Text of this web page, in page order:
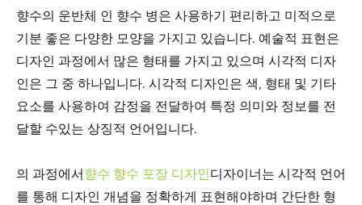
향수의 운반체 인 향수 병은 사용하기 편리하고 미적으로
기분 좋은 다양한 모양을 가지고 있습니다. 예술적 표현은
디자인 과정에서 많은 형태를 가지고 있으며 시각적 디자
인은 그 중 하나입니다. 시각적 디자인은 색, 형태 및 기타
요소를 사용하여 감정을 전달하여 특정 의미와 정보를 전
달할 수있는 상징적 언어입니다.
의 과정에서향수 향수 포장 디자인디자이너는 시각적 언어
를 통해 디자인 개념을 정확하게 표현해야하며 간단한 형